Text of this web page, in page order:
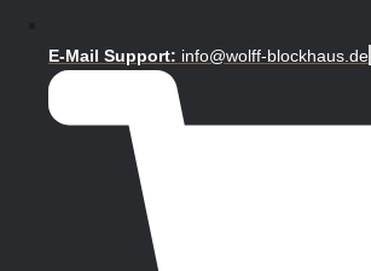
E-Mail Support: info@wolff-blockhaus.de